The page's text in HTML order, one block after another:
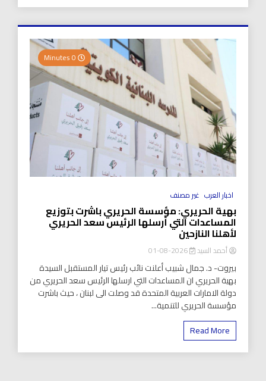
اخبار العرب غير مصنف
بهية الحريري: مؤسسة الحريري باشرت بتوزيع
المساعدات التي أرسلها الرئيس سعد الحريري
لأهلنا النازحين
أحمد السيد 2026-08-01
بيروت- د. جمال شبيب أعلنت نائب رئيس تيار المستقبل السيدة
بهية الحريري ان المساعدات التي ارسلها الرئيس سعد الحريري من
دولة الامارات العربية المتحدة قد وصلت الى لبنان ، حيث باشرت
مؤسسة الحريري للتنمية...
Read More